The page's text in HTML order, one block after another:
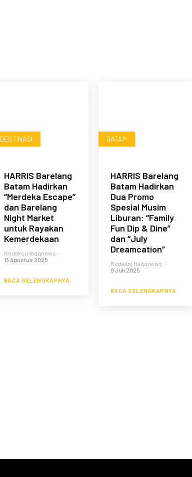
DESTINASI
HARRIS Barelang
Batam Hadirkan
“Merdeka Escape”
dan Barelang
Night Market
untuk Rayakan
Kemerdekaan
Redaksi Haqqnews -
13 Agustus 2025
BACA SELENGKAPNYA
BATAM
HARRIS Barelang
Batam Hadirkan
Dua Promo
Spesial Musim
Liburan: “Family
Fun Dip & Dine”
dan “July
Dreamcation”
Redaksi Haqqnews -
9 Juli 2025
BACA SELENGKAPNYA